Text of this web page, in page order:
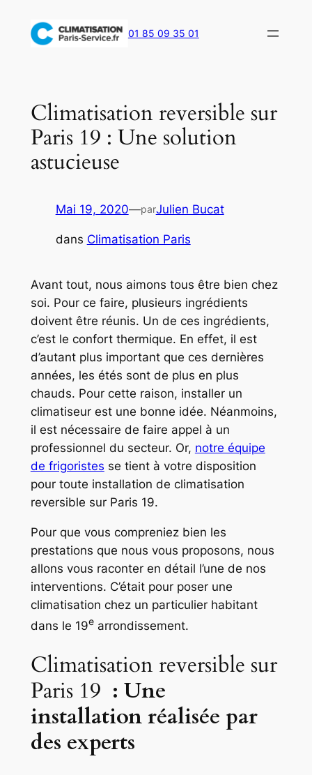
01 85 09 35 01
Climatisation reversible sur
Paris 19 : Une solution
astucieuse
Mai 19, 2020—parJulien Bucat
dans Climatisation Paris
Avant tout, nous aimons tous être bien chez
soi. Pour ce faire, plusieurs ingrédients
doivent être réunis. Un de ces ingrédients,
c’est le confort thermique. En effet, il est
d’autant plus important que ces dernières
années, les étés sont de plus en plus
chauds. Pour cette raison, installer un
climatiseur est une bonne idée. Néanmoins,
il est nécessaire de faire appel à un
professionnel du secteur. Or, notre équipe
de frigoristes se tient à votre disposition
pour toute installation de climatisation
reversible sur Paris 19.
Pour que vous compreniez bien les
prestations que nous vous proposons, nous
allons vous raconter en détail l’une de nos
interventions. C’était pour poser une
climatisation chez un particulier habitant
dans le 19earrondissement.
Climatisation reversible sur
Paris 19 : Une
installation réalisée par
des experts